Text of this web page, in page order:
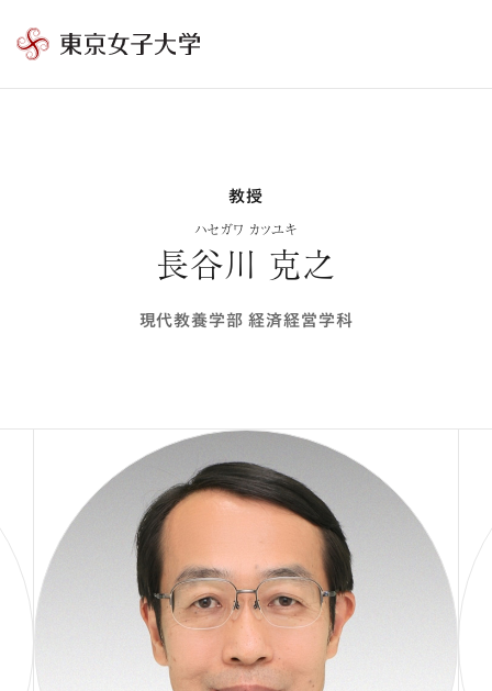
東
教授
ハセガワ カツユキ
長谷川 克之
現代教養学部 経済経営学科